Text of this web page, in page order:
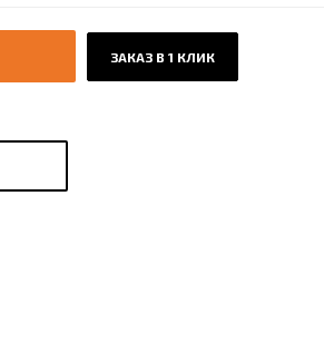
ЗАКАЗ В 1 КЛИК